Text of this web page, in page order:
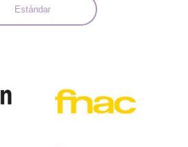
Estándar